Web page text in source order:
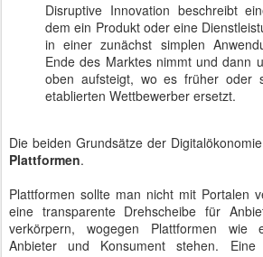
Disruptive Innovation beschreibt
dem ein Produkt oder eine
in einer zunächst simplen
Ende des Marktes nimmt und dann
oben aufsteigt, wo es früher oder
etablierten Wettbewerber ersetzt.
Die beiden Grundsätze der
Plattformen.
Plattformen sollte man nicht mit Portalen
eine transparente Drehscheibe für
verkörpern, wogegen Plattformen wie
Anbieter und Konsument stehen.